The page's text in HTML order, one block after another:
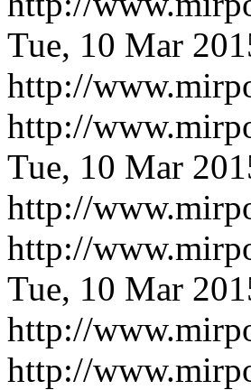
Tue, 10 Mar
http://
http://
Tue, 10 Mar
http://
http://
Tue, 10 Mar
http://
http://